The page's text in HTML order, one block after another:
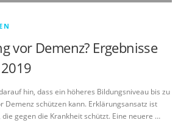
vor Demenz? Ergebnisse
hin, dass ein höheres Bildungsniveau bis zu
Demenz schützen kann. Erklärungsansatz ist
die gegen die Krankheit schützt. Eine neuere …